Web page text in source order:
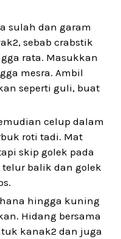
sulah dan garam
sebab crabstik
rata. Masukkan
mesra. Ambil
seperti guli, buat
celup dalam
roti tadi. Mat
skip golek pada
balik dan golek
hingga kuning
Hidang bersama
kanak2 dan juga